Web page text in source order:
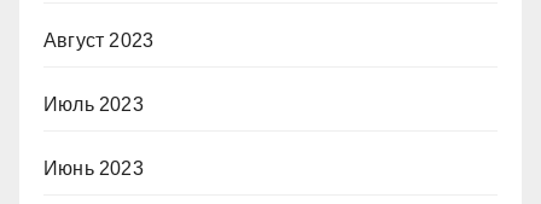
Август 2023
Июль 2023
Июнь 2023